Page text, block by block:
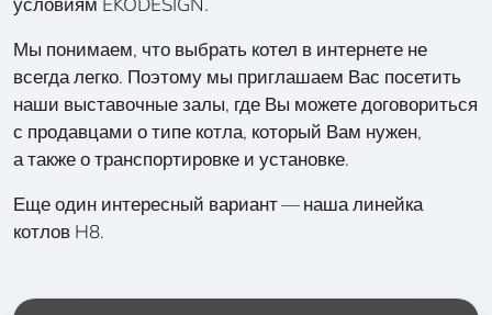
Мы понимаем, что выбрать котел в интернете не
всегда легко. Поэтому мы приглашаем Вас посетить
наши выставочные залы, где Вы можете договориться
с продавцами о типе котла, который Вам нужен,
а также о транспортировке и установке.
Еще один интересный вариант — наша линейка
котлов H8.